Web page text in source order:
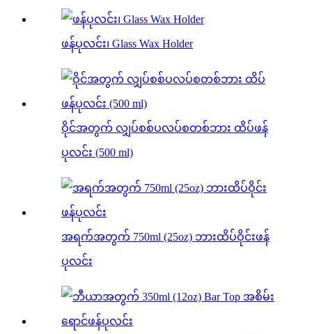
ဖန်ပုလင်း၊ Glass Wax Holder
ဝိုင်အတွက် လျှပ်စစ်ပလပ်စတစ်ဘား ထိပ်ဖန်
ပုလင်း (500 ml)
အရက်အတွက် 750ml (25oz) ဘားထိပ်ဝိုင်းဖန်
ပုလင်း